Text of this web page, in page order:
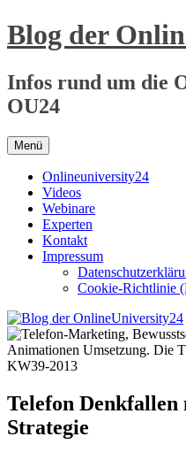
Zum
Inhalt
Blog der
Infos rund um die
OU24
Menü
Onlineuniversity24
Videos
Webinare
Experten
Kontakt
Impressum
Cookie-Richtlinie
Telefon
Strategie